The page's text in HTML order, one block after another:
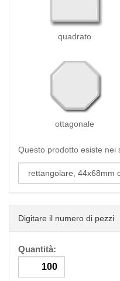
quadrato
ottagonale
Questo prodotto esiste nei
Digitare il numero di pezzi
Quantità: